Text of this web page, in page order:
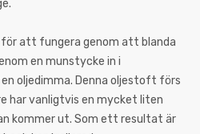
för att fungera genom att blanda
en munstycke in i
oljedimma. Denna oljestoft förs
har vanligtvis en mycket liten
kommer ut. Som ett resultat är